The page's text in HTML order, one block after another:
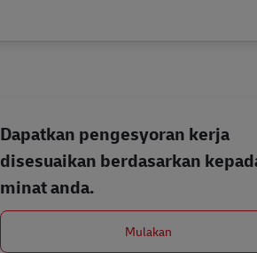
Dapatkan pengesyoran kerja
disesuaikan berdasarkan
minat anda.
Mulakan